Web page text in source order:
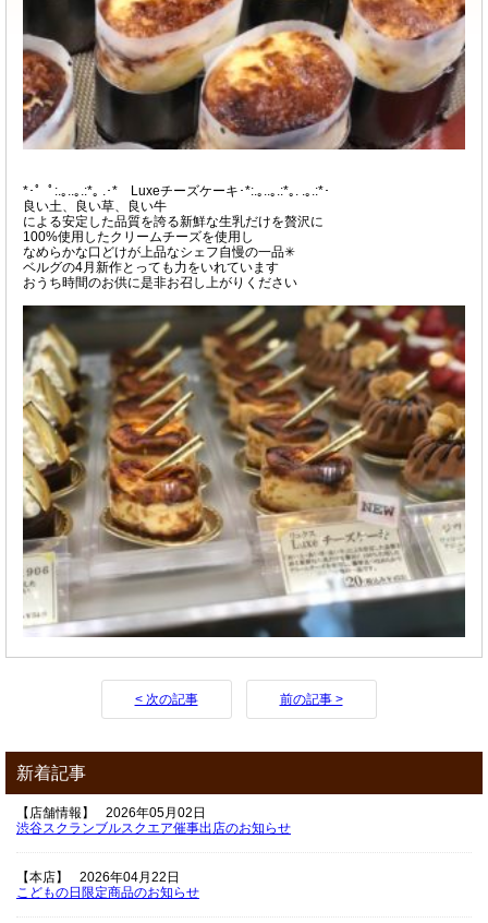
*･゜ﾟ:.｡..｡.:*｡ .･* Luxeチーズケーキ･*:.｡..｡.:*｡. .｡.:*･
良い土、良い草、良い牛
による安定した品質を誇る新鮮な生乳だけを贅沢に
100%使用したクリームチーズを使用し
なめらかな口どけが上品なシェフ自慢の一品✳︎
ベルグの4月新作とっても力をいれています
おうち時間のお供に是非お召し上がりください
< 次の記事 前の記事 >
新着記事
【店舗情報】
2026年05月02日
渋谷スクランブルスクエア催事出店のお知らせ
【本店】
2026年04月22日
こどもの日限定商品のお知らせ